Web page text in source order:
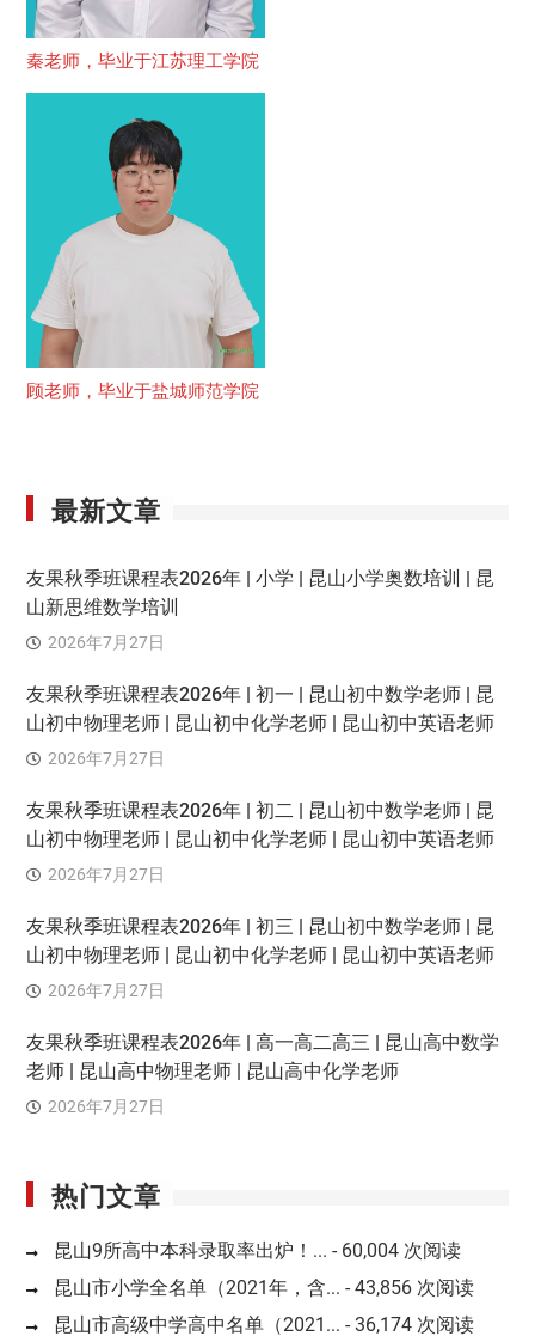
秦老师，毕业于江苏理工学院
顾老师，毕业于盐城师范学院
最新文章
友果秋季班课程表2026年 | 小学 | 昆山小学奥数培训 | 昆
山新思维数学培训
2026年7月27日
友果秋季班课程表2026年 | 初一 | 昆山初中数学老师 | 昆
山初中物理老师 | 昆山初中化学老师 | 昆山初中英语老师
2026年7月27日
友果秋季班课程表2026年 | 初二 | 昆山初中数学老师 | 昆
山初中物理老师 | 昆山初中化学老师 | 昆山初中英语老师
2026年7月27日
友果秋季班课程表2026年 | 初三 | 昆山初中数学老师 | 昆
山初中物理老师 | 昆山初中化学老师 | 昆山初中英语老师
2026年7月27日
友果秋季班课程表2026年 | 高一高二高三 | 昆山高中数学
老师 | 昆山高中物理老师 | 昆山高中化学老师
2026年7月27日
热门文章
昆山9所高中本科录取率出炉！... - 60,004 次阅读
昆山市小学全名单（2021年，含... - 43,856 次阅读
昆山市高级中学高中名单（2021... - 36,174 次阅读